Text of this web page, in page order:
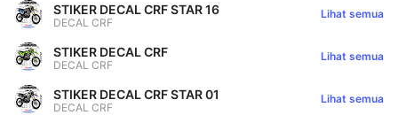
STIKER DECAL CRF STAR 16
DECAL CRF
Lihat semua
STIKER DECAL CRF
DECAL CRF
Lihat semua
STIKER DECAL CRF STAR 01
DECAL CRF
Lihat semua